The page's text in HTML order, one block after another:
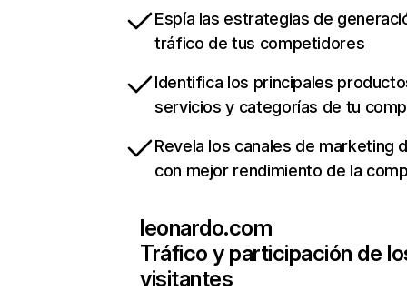
Espía las estrategias de
tráfico de tus competidores
Identifica los principales
servicios y categorías de tu
Revela los canales de marketing
con mejor rendimiento de la
leonardo.com
Tráfico y participación de
visitantes